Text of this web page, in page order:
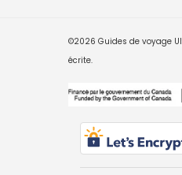
©2026 Guides de voyage
écrite.